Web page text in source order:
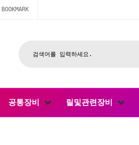
BOOKMARK
공통장비 릴및관련장비